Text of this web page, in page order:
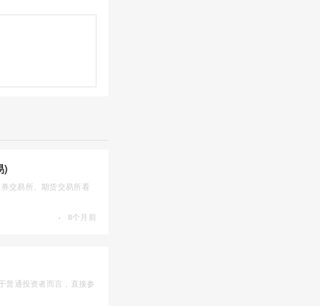
)
交易所、期货交易所看
· 8个月前
普通投资者而言，直接参